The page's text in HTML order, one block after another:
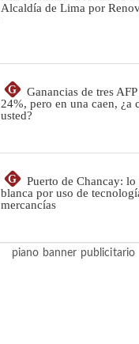
Alcaldía de Lima por
G
Ganancias de tres
24%, pero en una caen, ¿a
usted?
G
Puerto de Chancay:
blanca por uso de
mercancías